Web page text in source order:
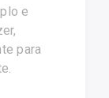
e
para